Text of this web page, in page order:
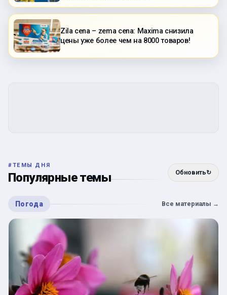
Zila cena – zema cena: Maxima снизила
цены уже более чем на 8000 товаров!
#ТЕМЫ ДНЯ
Популярные темы Обновить↻
Погода Все материалы →